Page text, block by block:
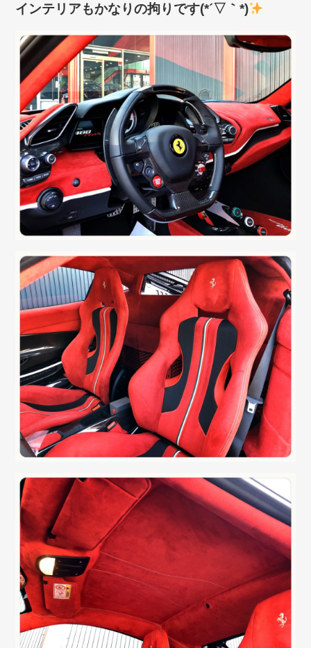
インテリアもかなりの拘りです(*´▽｀*)